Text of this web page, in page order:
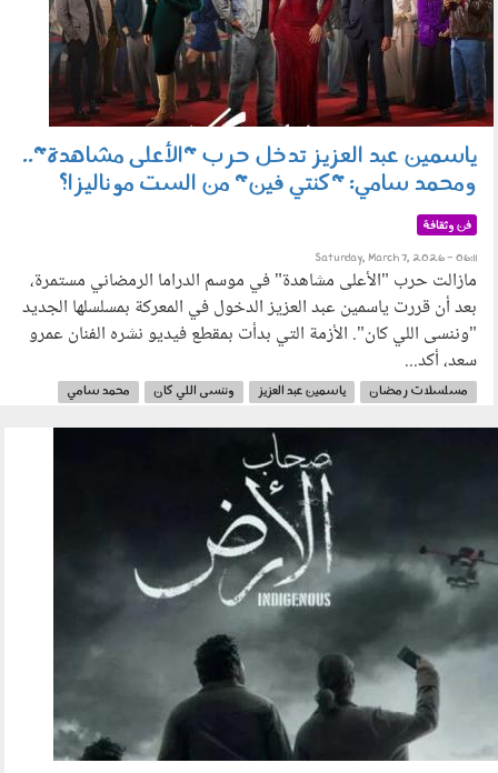
ياسمين عبد العزيز تدخل حرب "الأعلى مشاهدة"..
ومحمد سامي: "كنتي فين" من الست موناليزا؟
فن وثقافة
Saturday, March 7, 2026 - 06:11
مازالت حرب "الأعلى مشاهدة" في موسم الدراما الرمضاني مستمرة،
بعد أن قررت ياسمين عبد العزيز الدخول في المعركة بمسلسلها الجديد
"وننسى اللي كان". الأزمة التي بدأت بمقطع فيديو نشره الفنان عمرو
سعد، أكد...
مسلسلات رمضان ياسمين عبد العزيز وننسى اللي كان
محمد سامي